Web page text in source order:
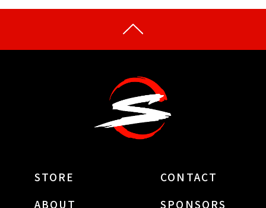
STORE
CONTACT
ABOUT
SPONSORS